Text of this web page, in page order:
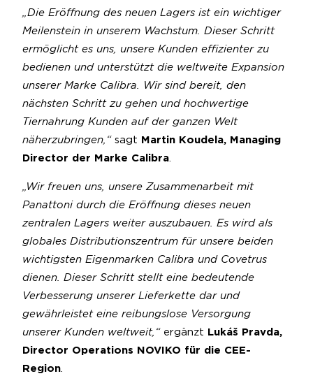
„Die Eröffnung des neuen Lagers ist ein wichtiger
Meilenstein in unserem Wachstum. Dieser Schritt
ermöglicht es uns, unsere Kunden effizienter zu
bedienen und unterstützt die weltweite Expansion
unserer Marke Calibra. Wir sind bereit, den
nächsten Schritt zu gehen und hochwertige
Tiernahrung Kunden auf der ganzen Welt
näherzubringen,“ sagt Martin Koudela, Managing
Director der Marke Calibra.
„Wir freuen uns, unsere Zusammenarbeit mit
Panattoni durch die Eröffnung dieses neuen
zentralen Lagers weiter auszubauen. Es wird als
globales Distributionszentrum für unsere beiden
wichtigsten Eigenmarken Calibra und Covetrus
dienen. Dieser Schritt stellt eine bedeutende
Verbesserung unserer Lieferkette dar und
gewährleistet eine reibungslose Versorgung
unserer Kunden weltweit,“ ergänzt Lukáš Pravda,
Director Operations NOVIKO für die CEE-
Region.